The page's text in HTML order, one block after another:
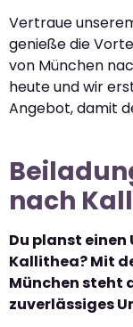
Vertraue
genieße die
von München
heute und wir
Angebot, damit
nach
Du planst einen
Kallithea? Mit
München steht
zuverlässiges